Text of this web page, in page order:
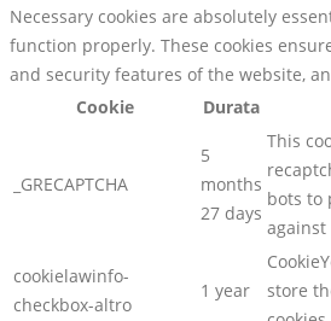
Necessary cookies are absolutely
function properly. These cookies
and security features of the website,
Cookie
Durata
_GRECAPTCHA
5
months
27 days
This
bots to
against
cookielawinfo-
checkbox-altro
1 year
store